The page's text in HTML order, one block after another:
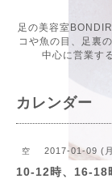
足の美容室
コや魚の目、足裏
中心に営業す
カレンダー
空 2017-01-09 (
10-12時、16‐18